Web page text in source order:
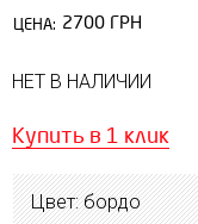
ЦЕНА: 2700 ГРН
НЕТ В НАЛИЧИИ
Купить в 1 клик
Цвет: бордо